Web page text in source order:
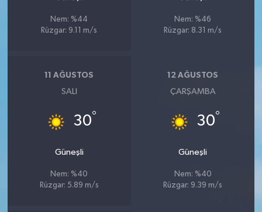
Nem: %44
Rüzgar: 9.11 m/s
Nem: %46
Rüzgar: 8.31 m/s
11 AĞUSTOS
SALI
30°
Güneşli
Nem: %40
Rüzgar: 5.89 m/s
12 AĞUSTOS
ÇARŞAMBA
30°
Güneşli
Nem: %40
Rüzgar: 9.39 m/s